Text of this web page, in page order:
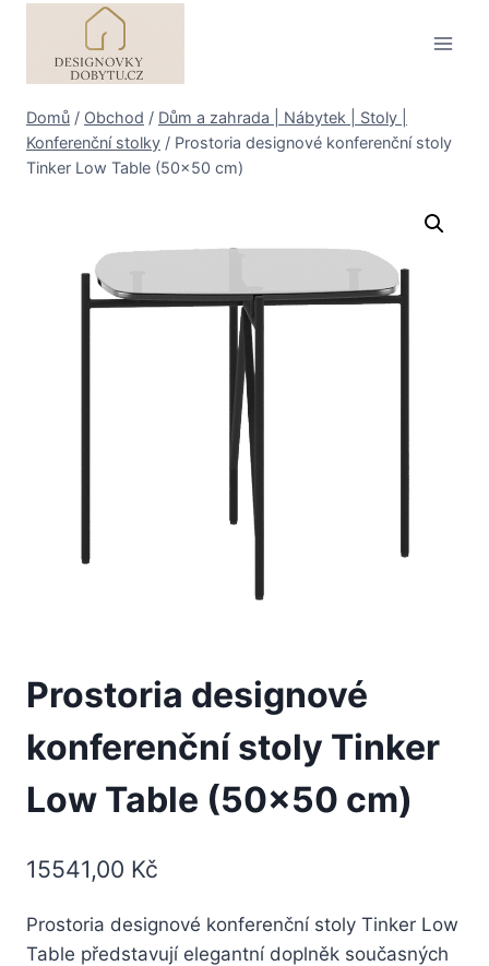
Domů / Obchod / Dům a zahrada | Nábytek | Stoly |
Konferenční stolky / Prostoria designové konferenční stoly
Tinker Low Table (50×50 cm)
Prostoria designové
konferenční stoly Tinker
Low Table (50×50 cm)
15541,00 Kč
Prostoria designové konferenční stoly Tinker Low
Table představují elegantní doplněk současných